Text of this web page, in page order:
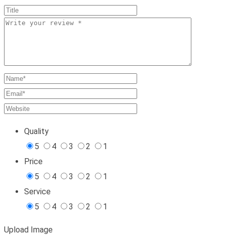
Quality
5
4 3 2
1
Price
5
4 3 2
1
Service
5
4 3 2 1
Upload Image